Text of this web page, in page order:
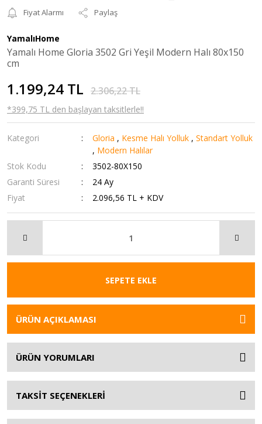
Fiyat Alarmı
Paylaş
YamalıHome
Yamalı Home Gloria 3502 Gri Yeşil Modern Halı 80x150
cm
1.199,24 TL 2.306,22 TL
*399,75 TL den başlayan taksitlerle!!
Kategori Gloria , Kesme Halı Yolluk ,Standart Yolluk
, Modern Halılar
Stok Kodu
3502-80X150
Garanti Süresi
24 Ay
Fiyat
2.096,56 TL + KDV
SEPETE EKLE
ÜRÜN AÇIKLAMASI
ÜRÜN YORUMLARI
TAKSİT SEÇENEKLERİ